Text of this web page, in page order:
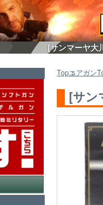
[サンマーヤ大
Topエアガン
[サン